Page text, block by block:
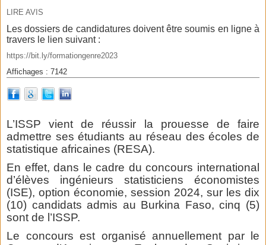
LIRE AVIS
Les dossiers de candidatures doivent être soumis en ligne à
travers le lien suivant :
https://bit.ly/formationgenre2023
Affichages : 7142
L’ISSP vient de réussir la prouesse de faire
admettre ses étudiants au réseau des écoles de
statistique africaines (RESA).
En effet, dans le cadre du concours international
d’élèves ingénieurs statisticiens économistes
(ISE), option économie, session 2024, sur les dix
(10) candidats admis au Burkina Faso, cinq (5)
sont de l’ISSP.
Le concours est organisé annuellement par le